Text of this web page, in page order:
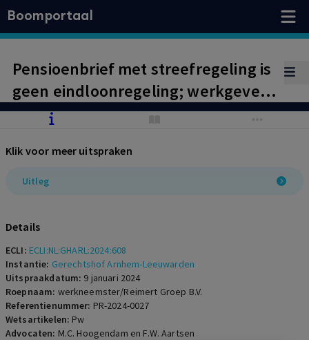
Boomportaal
Pensioenbrief met streefregeling is
geen eindloonregeling; werkgever
is pensioentoezegging nagekomen
aanvullende koopsommen
Klik voor meer uitspraken
Uitleg
Details
ECLI: ECLI:NL:GHARL:2024:608
Instantie: Gerechtshof Arnhem-Leeuwarden
Uitspraakdatum: 9 januari 2024
Roepnaam: werkneemster/Reimert Groep B.V.
Referentienummer: PR-2024-0027
Wetsartikelen: Pw
Advocaten: M.C. Hoogendam en F.W. Aartsen